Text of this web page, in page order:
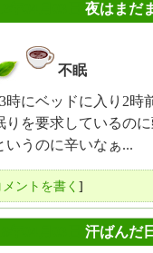
夜はまだ
不眠
時にベッドに入り2時
りを要求しているの
いうのに辛いなぁ...
メントを書く ]
汗ばんだ日